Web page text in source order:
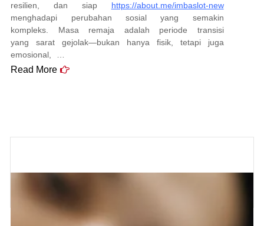
resilien, dan siap https://about.me/imbaslot-new
menghadapi perubahan sosial yang semakin
kompleks. Masa remaja adalah periode transisi
yang sarat gejolak—bukan hanya fisik, tetapi juga
emosional, …
Read More